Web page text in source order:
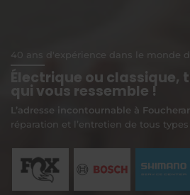
40 ans d'expérience dans le monde
Électrique ou classique,
qui vous ressemble !
L’adresse incontournable à
réparation et l’entretien de tous types